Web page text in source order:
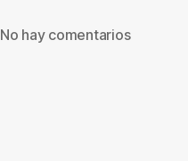
No hay comentariosen